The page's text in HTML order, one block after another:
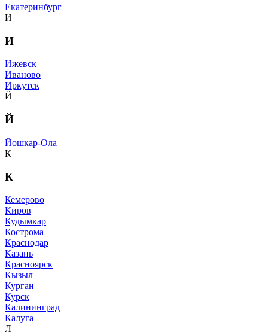
Екатеринбург
И
И
Ижевск
Иваново
Иркутск
Й
Й
Йошкар-Ола
К
К
Кемерово
Киров
Кудымкар
Кострома
Краснодар
Казань
Красноярск
Кызыл
Курган
Курск
Калининград
Калуга
Л